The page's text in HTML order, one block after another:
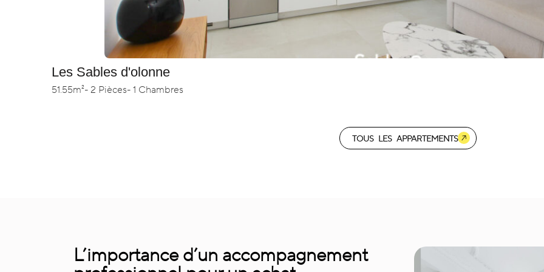
Les Sables d'olonne
51.55m²- 2 Pièces- 1 Chambres
TOUS LES APPARTEMENTS
L’importance d’un accompagnement